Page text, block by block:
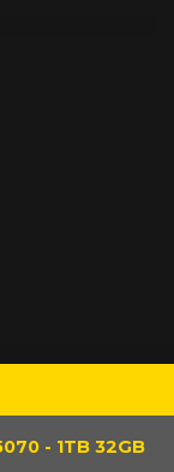
- 1TB 32GB